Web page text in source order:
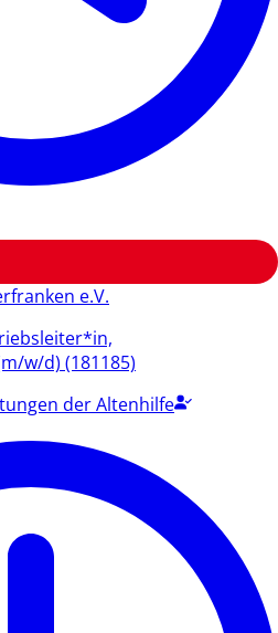
e.V.
w/d) (181185)
der Altenhilfe